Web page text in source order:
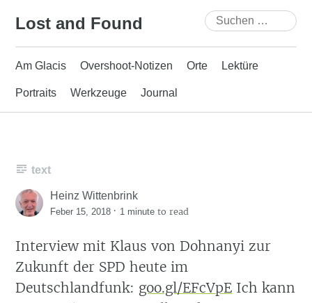
Lost and Found
Suchen
nach:
Am Glacis Overshoot-Notizen Orte Lektüre
Portraits Werkzeuge Journal
text
Heinz Wittenbrink
Feber 15, 2018 · 1 minute to read
Interview mit Klaus von Dohnanyi zur
Zukunft der SPD heute im
Deutschlandfunk: goo.gl/EFcVpE Ich kann